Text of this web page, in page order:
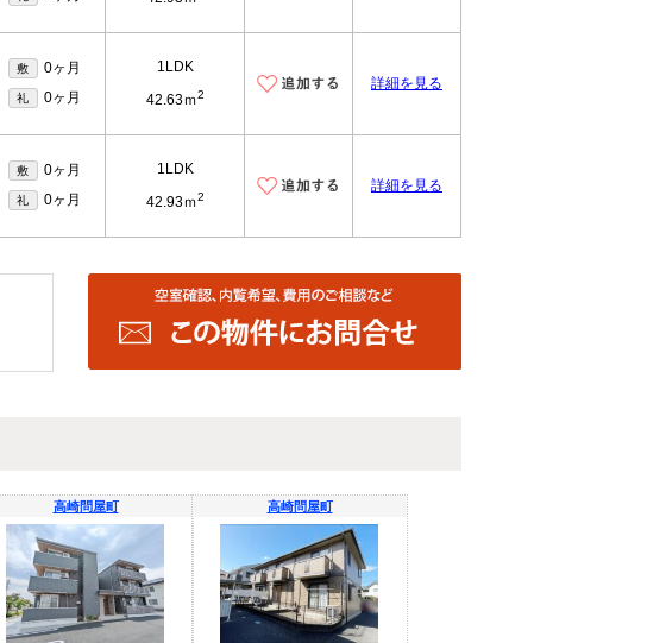
敷 0ヶ月
礼 0ヶ月
1LDK
42.63ｍ2
詳細を見る
敷 0ヶ月
礼 0ヶ月
1LDK
42.93ｍ2
詳細を見る
高崎問屋町 高崎問屋町